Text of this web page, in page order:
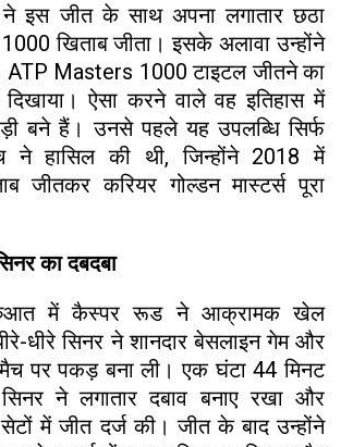
ने इस जीत के साथ अपना लगातार छठा
खिताब जीता। इसके अलावा उन्होंने
ATP Masters 1000 टाइटल जीतने का
दिखाया। ऐसा करने वाले वह इतिहास में
बने हैं। उनसे पहले यह उपलब्धि सिर्फ
ने हासिल की थी, जिन्होंने 2018 में
जीतकर करियर गोल्डन मास्टर्स पूरा
का दबदबा
में कैस्पर रूड ने आक्रामक खेल
धीरे सिनर ने शानदार बेसलाइन गेम और
पर पकड़ बना ली। एक घंटा 44 मिनट
ने लगातार दबाव बनाए रखा और
में जीत दर्ज की। जीत के बाद उन्होंने